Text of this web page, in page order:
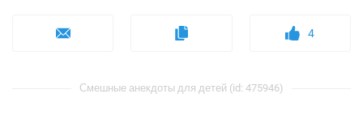
4
Смешные анекдоты для детей (id: 475946)